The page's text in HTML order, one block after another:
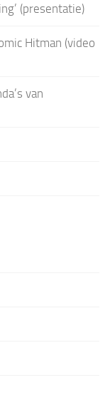
(presentatie)
Hitman (video
van